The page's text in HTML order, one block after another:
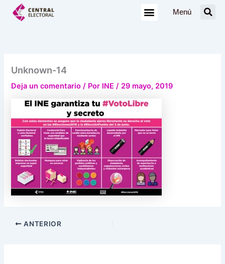
Menú
Unknown-14
Deja un comentario / Por INE/ 29 mayo, 2019
ANTERIOR